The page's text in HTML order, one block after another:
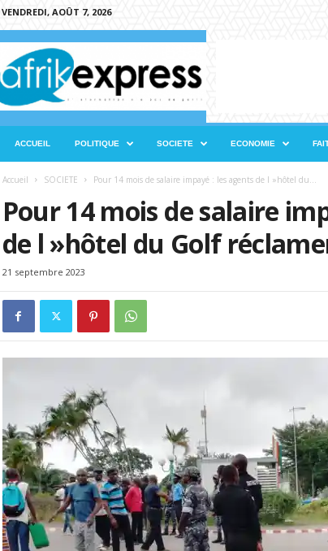
VENDREDI, AOÛT 7, 2026
ACCUEIL POLITIQUE SOCIETE ECONOMIE
Accueil SOCIETE Pour 14 mois de salaire impayé : les agents de l »hôtel du...
Pour 14 mois de salaire
de l »hôtel du Golf
21 septembre 2023